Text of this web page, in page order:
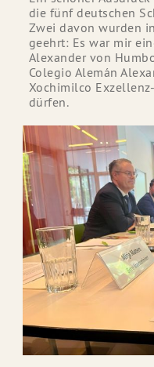
die fünf deutschen
Zwei davon wurden
geehrt: Es war mir
Alexander von
Colegio Alemán
Xochimilco
dürfen.